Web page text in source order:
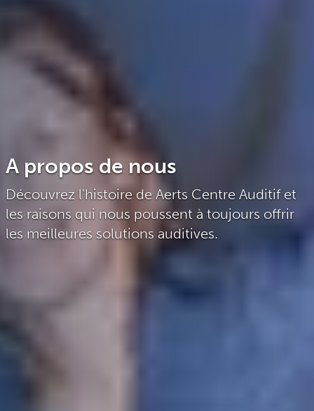
A propos de nous
Découvrez l'histoire de Aerts Centre Auditif et
les raisons qui nous poussent à toujours offrir
les meilleures solutions auditives.